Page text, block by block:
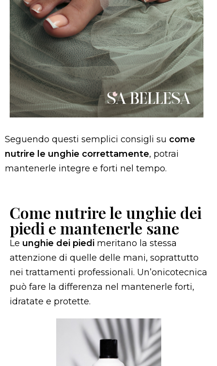
Seguendo questi semplici consigli su come
nutrire le unghie correttamente, potrai
mantenerle integre e forti nel tempo.
Come nutrire le unghie dei
piedi e mantenerle sane
Le unghie dei piedi meritano la stessa
attenzione di quelle delle mani, soprattutto
nei trattamenti professionali. Un’onicotecnica
può fare la differenza nel mantenerle forti,
idratate e protette.